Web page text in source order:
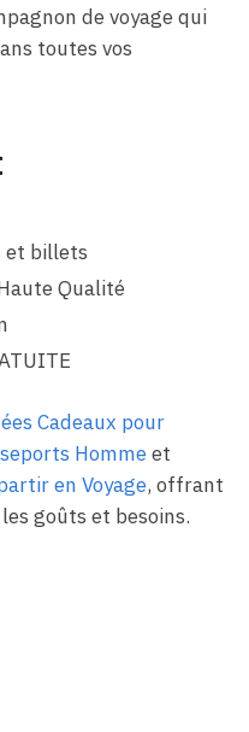
de voyage qui
toutes vos
et billets
Qualité
Cadeaux pour
Hommeet
en Voyage, offrant
goûts et besoins.